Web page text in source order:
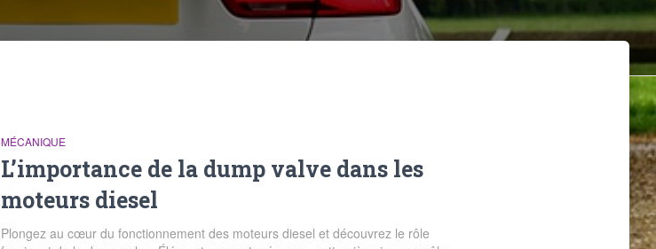
MÉCANIQUE
L’importance de la dump valve dans les
moteurs diesel
Plongez au cœur du fonctionnement des moteurs diesel et découvrez le rôle